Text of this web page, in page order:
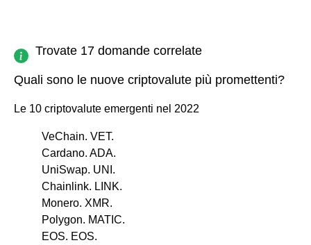
Trovate 17 domande correlate
Quali sono le nuove criptovalute più promettenti?
Le 10 criptovalute emergenti nel 2022
VeChain. VET.
Cardano. ADA.
UniSwap. UNI.
Chainlink. LINK.
Monero. XMR.
Polygon. MATIC.
EOS. EOS.